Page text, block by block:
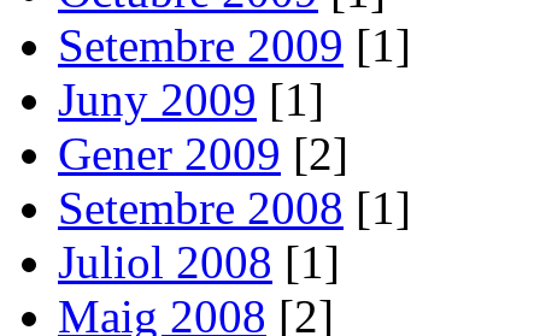
Setembre 2009 [1]
Juny 2009 [1]
Gener 2009 [2]
Setembre 2008 [1]
Juliol 2008 [1]
Maig 2008 [2]